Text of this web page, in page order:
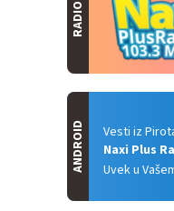
RADIO
Vesti iz
Naxi Plus
Uvek u
ANDROID